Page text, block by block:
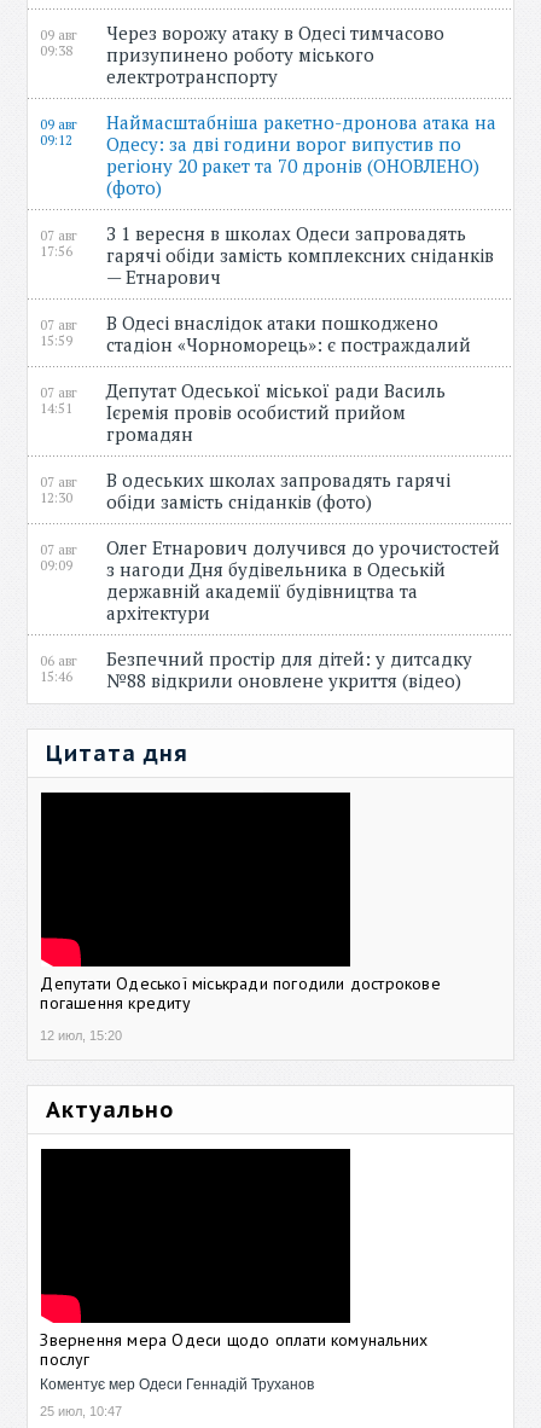
09 авг
09:38
Через ворожу атаку в Одесі тимчасово
призупинено роботу міського
електротранспорту
09 авг
09:12
Наймасштабніша ракетно-дронова атака на
Одесу: за дві години ворог випустив по
регіону 20 ракет та 70 дронів (ОНОВЛЕНО)
(фото)
07 авг
17:56
З 1 вересня в школах Одеси запровадять
гарячі обіди замість комплексних сніданків
— Етнарович
07 авг
15:59
В Одесі внаслідок атаки пошкоджено
стадіон «Чорноморець»: є постраждалий
07 авг
14:51
Депутат Одеської міської ради Василь
Ієремія провів особистий прийом
громадян
07 авг
12:30
В одеських школах запровадять гарячі
обіди замість сніданків (фото)
07 авг
09:09
Олег Етнарович долучився до урочистостей
з нагоди Дня будівельника в Одеській
державній академії будівництва та
архітектури
06 авг
15:46
Безпечний простір для дітей: у дитсадку
№88 відкрили оновлене укриття (відео)
Цитата дня
Депутати Одеської міськради погодили дострокове
погашення кредиту
12 июл, 15:20
Актуально
Звернення мера Одеси щодо оплати комунальних
послуг
Коментує мер Одеси Геннадій Труханов
25 июл, 10:47